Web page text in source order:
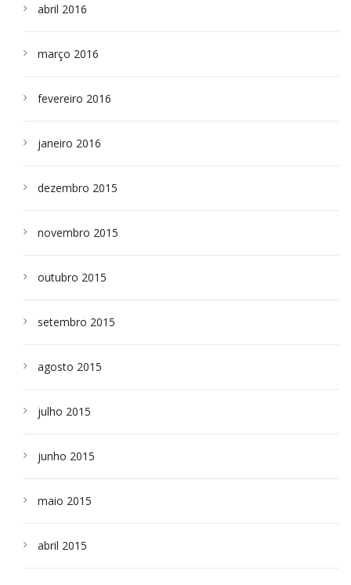
abril 2016
março 2016
fevereiro 2016
janeiro 2016
dezembro 2015
novembro 2015
outubro 2015
setembro 2015
agosto 2015
julho 2015
junho 2015
maio 2015
abril 2015